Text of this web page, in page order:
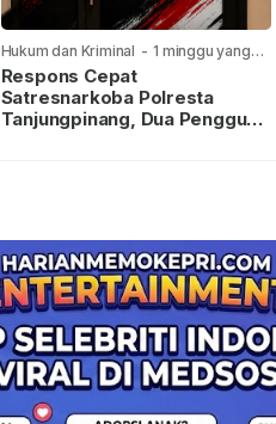
Hukum dan Kriminal - 1 minggu yang
lalu
Respons Cepat
Satresnarkoba Polresta
Tanjungpinang, Dua Pengguna